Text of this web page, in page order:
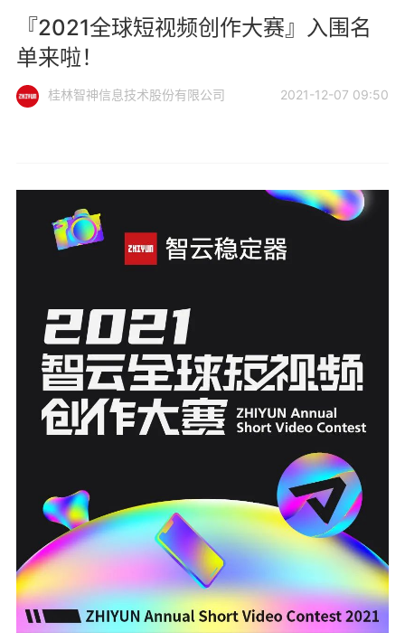
『2021全球短视频创作大赛』入围名
单来啦！
桂林智神信息技术股份有限公司 2021-12-07 09:50